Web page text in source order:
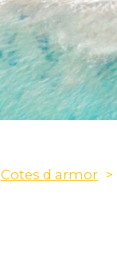
Cotes d armor